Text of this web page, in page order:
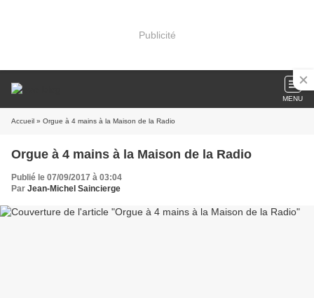
Publicité
MENU
Accueil » Orgue à 4 mains à la Maison de la Radio
Orgue à 4 mains à la Maison de la Radio
Publié le 07/09/2017 à 03:04
Par Jean-Michel Saincierge